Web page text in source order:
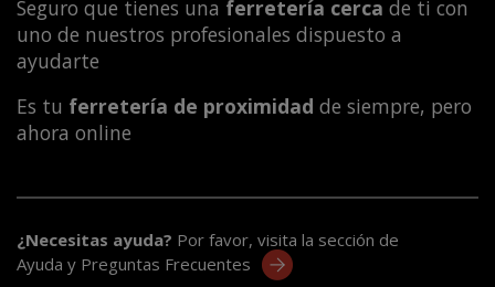
Seguro que tienes una ferretería cerca de ti con
uno de nuestros profesionales dispuesto a
ayudarte
Es tu ferretería de proximidad de siempre, pero
ahora online
¿Necesitas ayuda? Por favor, visita la sección de
Ayuda y Preguntas Frecuentes